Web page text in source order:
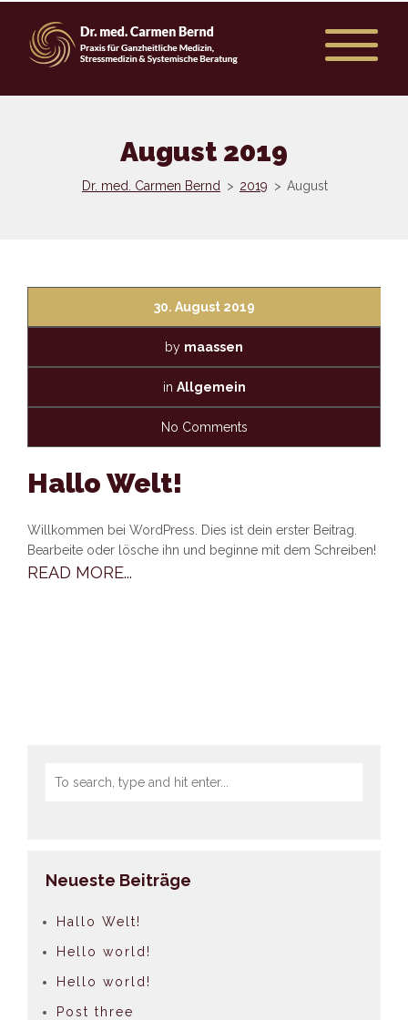
August 2019
Dr. med. Carmen Bernd > 2019 > August
30. August 2019
by maassen
in Allgemein
No Comments
Hallo Welt!
Willkommen bei WordPress. Dies ist dein erster Beitrag.
Bearbeite oder lösche ihn und beginne mit dem Schreiben!
READ MORE...
Neueste Beiträge
Hallo Welt!
Hello world!
Hello world!
Post three